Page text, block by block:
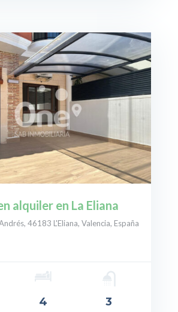
alquiler en La Eliana
46183 L'Eliana, Valencia, España
4 3